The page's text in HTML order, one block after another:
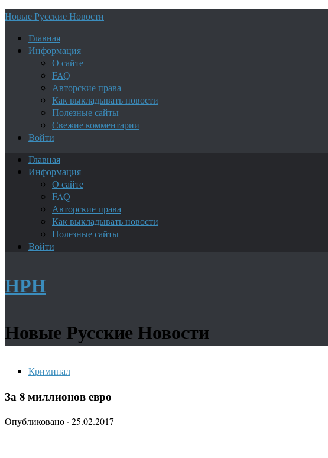
Новые Русские Новости
Главная
Информация
О сайте
FAQ
Авторские права
Как выкладывать новости
Полезные сайты
Свежие комментарии
Войти
Главная
Информация
О сайте
FAQ
Авторские права
Как выкладывать новости
Полезные сайты
Войти
НРН
Новые Русские Новости
Криминал
За 8 миллионов евро
Опубликовано · 25.02.2017